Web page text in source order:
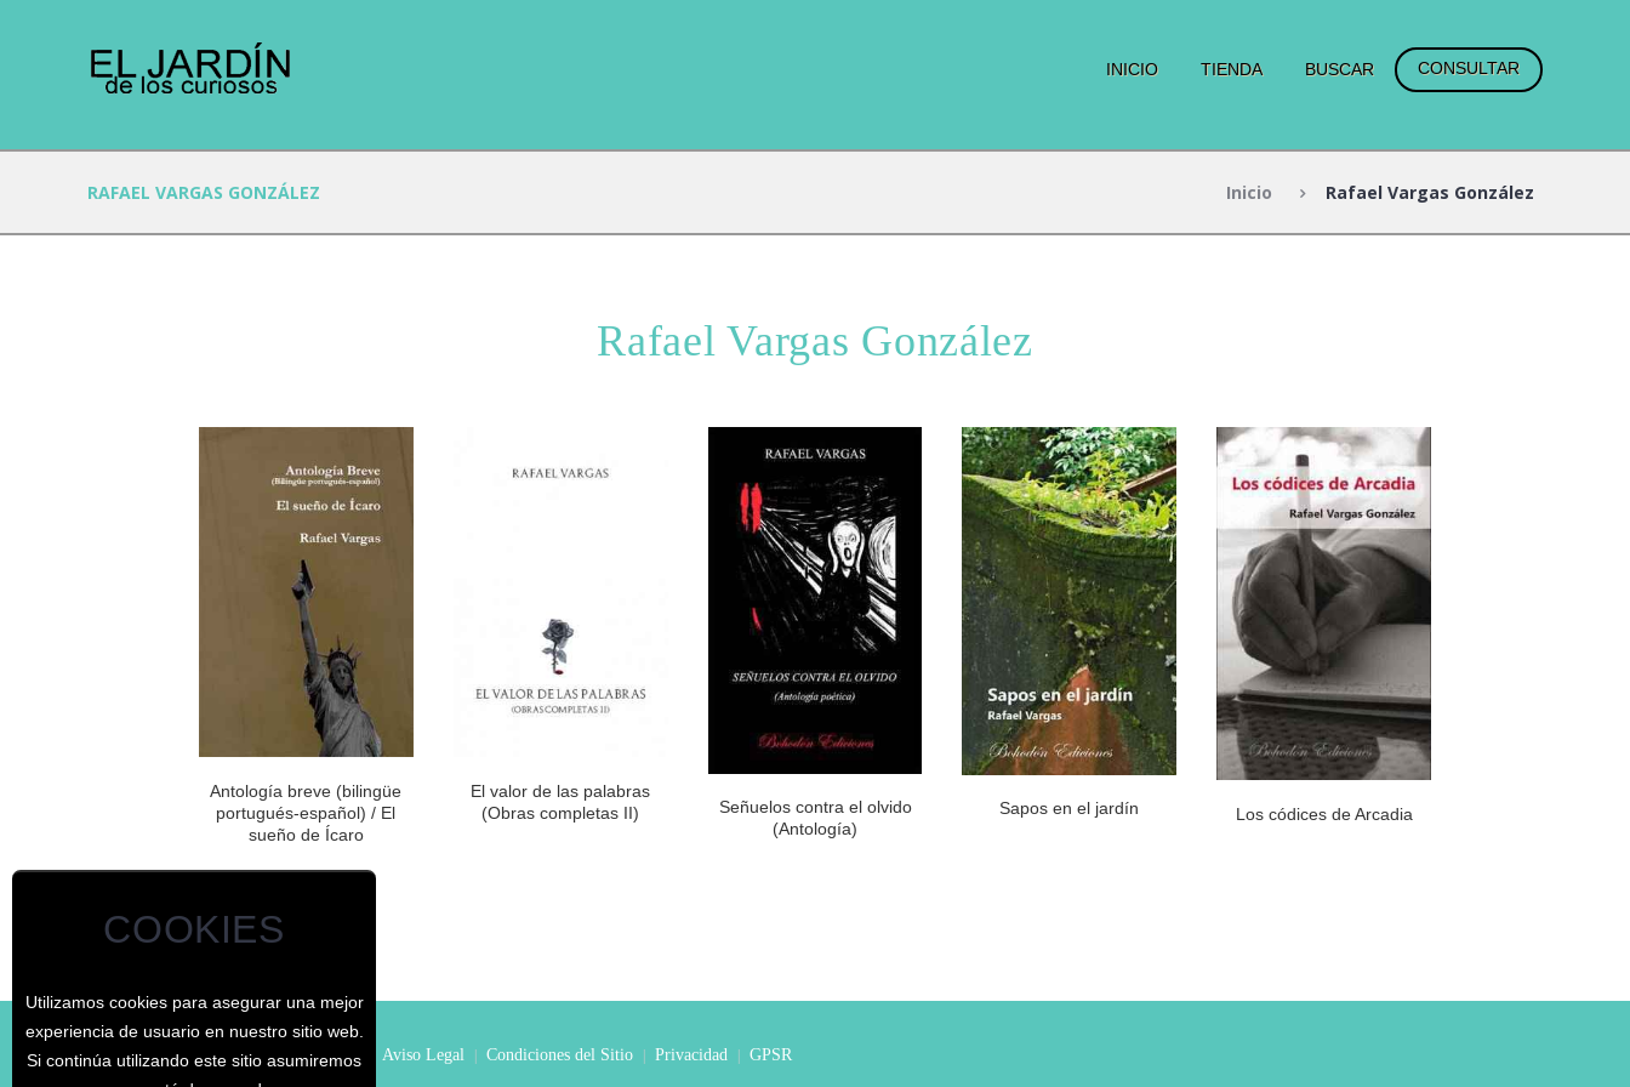
COOKIES
Utilizamos cookies para asegurar una mejor
experiencia de usuario en nuestro sitio web.
Si continúa utilizando este sitio asumiremos
INICIO TIENDA BUSCAR CONSULTAR
RAFAEL VARGAS GONZÁLEZ Inicio Rafael Vargas González
Rafael Vargas González
Antología breve (bilingüe
portugués-español) / El
sueño de Ícaro
El valor de las palabras
(Obras completas II)
Señuelos contra el olvido
(Antología)
Sapos en el jardín Los códices de Arcadia
© - El Jardín de los Curiosos Inicio Aviso Legal Condiciones del Sitio Privacidad GPSR